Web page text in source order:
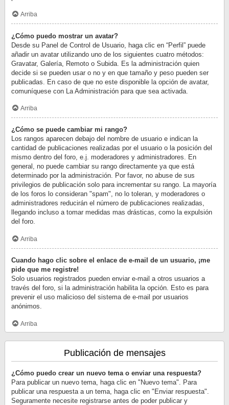
Arriba
¿Cómo puedo mostrar un avatar?
Desde su Panel de Control de Usuario, haga clic en “Perfil” puede
añadir un avatar utilizando uno de los siguientes cuatro métodos:
Gravatar, Galería, Remoto o Subida. Es la administración quien
decide si se pueden usar o no y en que tamaño y peso pueden ser
publicadas. En caso de que no este disponible la opción de avatar,
comuníquese con La Administración para que sea activada.
Arriba
¿Cómo se puede cambiar mi rango?
Los rangos aparecen debajo del nombre de usuario e indican la
cantidad de publicaciones realizadas por el usuario o la posición del
mismo dentro del foro, e.j. moderadores y administradores. En
general, no puede cambiar su rango directamente ya que está
determinado por la administración. Por favor, no abuse de sus
privilegios de publicación solo para incrementar su rango. La mayoría
de los foros lo consideran "spam", no lo toleran, y moderadores o
administradores reducirán el número de publicaciones realizadas,
llegando incluso a tomar medidas mas drásticas, como la expulsión
del foro.
Arriba
Cuando hago clic sobre el enlace de e-mail de un usuario, ¡me
pide que me registre!
Solo usuarios registrados pueden enviar e-mail a otros usuarios a
través del foro, si la administración habilita la opción. Esto es para
prevenir el uso malicioso del sistema de e-mail por usuarios
anónimos.
Arriba
Publicación de mensajes
¿Cómo puedo crear un nuevo tema o enviar una respuesta?
Para publicar un nuevo tema, haga clic en "Nuevo tema". Para
publicar una respuesta a un tema, haga clic en "Enviar respuesta".
Seguramente necesite registrarse antes de poder publicar y